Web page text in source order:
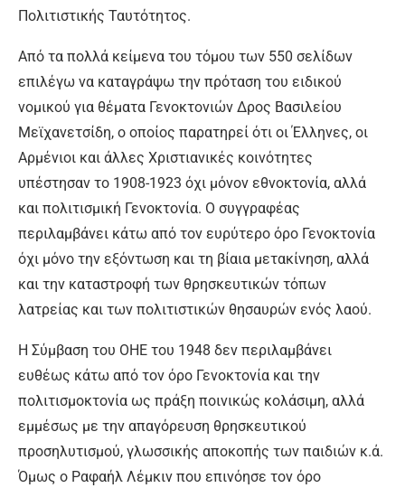
Πολιτιστικής Ταυτότητος.
Από τα πολλά κείμενα του τόμου των 550 σελίδων
επιλέγω να καταγράψω την πρόταση του ειδικού
νομικού για θέματα Γενοκτονιών Δρος Βασιλείου
Μεϊχανετσίδη, ο οποίος παρατηρεί ότι οι Έλληνες, οι
Αρμένιοι και άλλες Χριστιανικές κοινότητες
υπέστησαν το 1908-1923 όχι μόνον εθνοκτονία, αλλά
και πολιτισμική Γενοκτονία. Ο συγγραφέας
περιλαμβάνει κάτω από τον ευρύτερο όρο Γενοκτονία
όχι μόνο την εξόντωση και τη βίαια μετακίνηση, αλλά
και την καταστροφή των θρησκευτικών τόπων
λατρείας και των πολιτιστικών θησαυρών ενός λαού.
Η Σύμβαση του ΟΗΕ του 1948 δεν περιλαμβάνει
ευθέως κάτω από τον όρο Γενοκτονία και την
πολιτισμοκτονία ως πράξη ποινικώς κολάσιμη, αλλά
εμμέσως με την απαγόρευση θρησκευτικού
προσηλυτισμού, γλωσσικής αποκοπής των παιδιών κ.ά.
Όμως ο Ραφαήλ Λέμκιν που επινόησε τον όρο